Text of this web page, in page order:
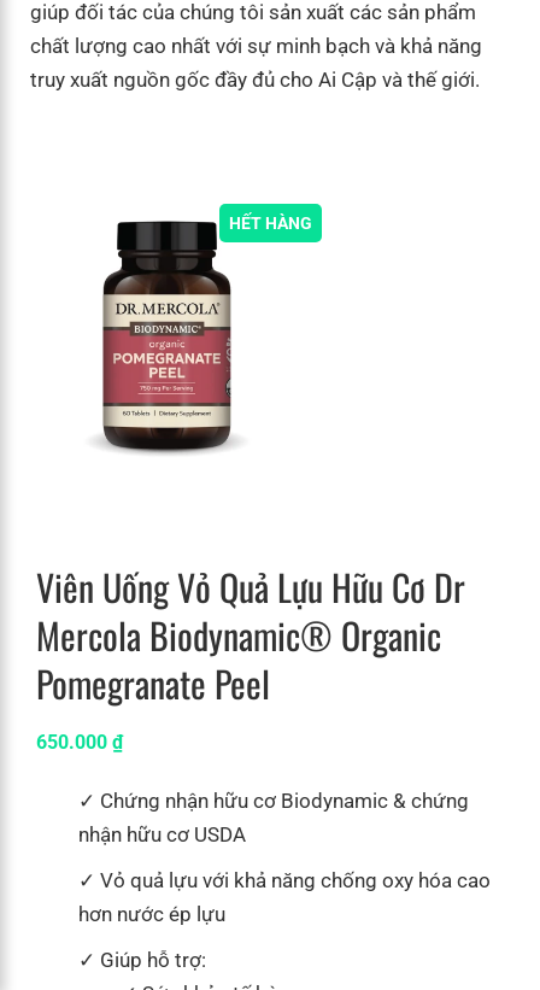
giúp đối tác của chúng tôi sản xuất các sản phẩm
chất lượng cao nhất với sự minh bạch và khả năng
truy xuất nguồn gốc đầy đủ cho Ai Cập và thế giới.
HẾT HÀNG
Viên Uống Vỏ Quả Lựu Hữu Cơ Dr
Mercola Biodynamic® Organic
Pomegranate Peel
650.000 ₫
Chứng nhận hữu cơ Biodynamic & chứng
nhận hữu cơ USDA
Vỏ quả lựu với khả năng chống oxy hóa cao
hơn nước ép lựu
Giúp hỗ trợ: